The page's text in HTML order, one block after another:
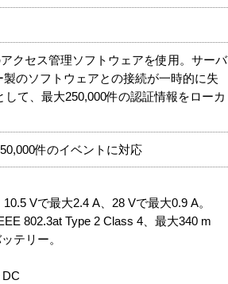
クセス管理ソフトウェアを使用。サーバ
のソフトウェアとの接続が一時的に失
て、最大250,000件の認証情報をローカ
件のイベントに対応
Vで最大2.4 A、28 Vで最大0.9 A。
802.3at Type 2 Class 4、最大340 m
テリー。